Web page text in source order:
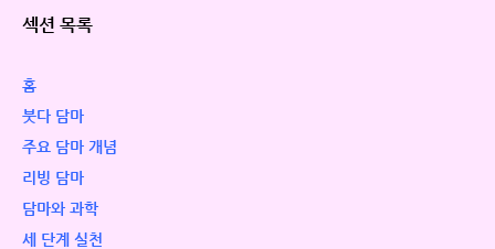
섹션 목록
홈
붓다 담마
주요 담마 개념
리빙 담마
담마와 과학
세 단계 실천